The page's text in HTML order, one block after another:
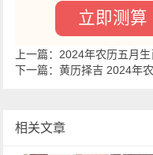
立即测算
上一篇： 2024年农历五月
下一篇：黄历择吉 2024年
相关文章